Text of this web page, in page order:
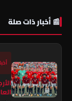
📰 أخبار ذات صلة